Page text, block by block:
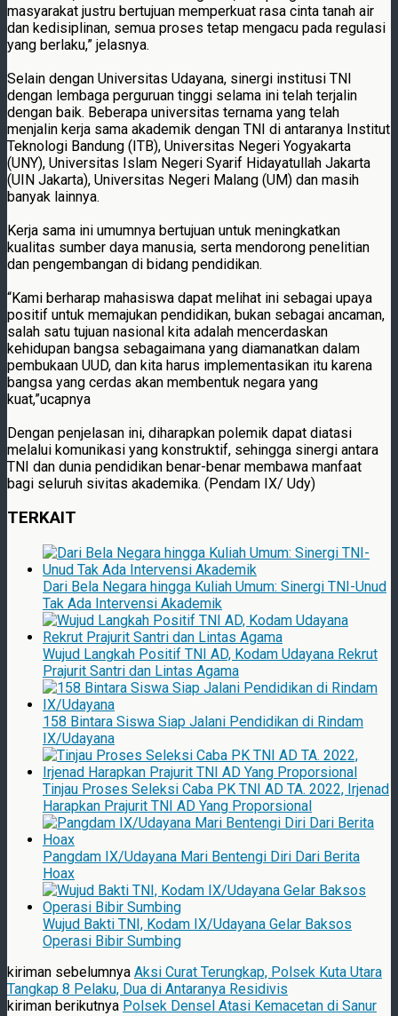
masyarakat justru bertujuan memperkuat rasa cinta tanah air
dan kedisiplinan, semua proses tetap mengacu pada regulasi
yang berlaku,” jelasnya.
Selain dengan Universitas Udayana, sinergi institusi TNI
dengan lembaga perguruan tinggi selama ini telah terjalin
dengan baik. Beberapa universitas ternama yang telah
menjalin kerja sama akademik dengan TNI di antaranya Institut
Teknologi Bandung (ITB), Universitas Negeri Yogyakarta
(UNY), Universitas Islam Negeri Syarif Hidayatullah Jakarta
(UIN Jakarta), Universitas Negeri Malang (UM) dan masih
banyak lainnya.
Kerja sama ini umumnya bertujuan untuk meningkatkan
kualitas sumber daya manusia, serta mendorong penelitian
dan pengembangan di bidang pendidikan.
“Kami berharap mahasiswa dapat melihat ini sebagai upaya
positif untuk memajukan pendidikan, bukan sebagai ancaman,
salah satu tujuan nasional kita adalah mencerdaskan
kehidupan bangsa sebagaimana yang diamanatkan dalam
pembukaan UUD, dan kita harus implementasikan itu karena
bangsa yang cerdas akan membentuk negara yang
kuat,”ucapnya
Dengan penjelasan ini, diharapkan polemik dapat diatasi
melalui komunikasi yang konstruktif, sehingga sinergi antara
TNI dan dunia pendidikan benar-benar membawa manfaat
bagi seluruh sivitas akademika. (Pendam IX/ Udy)
TERKAIT
Dari Bela Negara hingga Kuliah Umum: Sinergi TNI-Unud
Tak Ada Intervensi Akademik
Wujud Langkah Positif TNI AD, Kodam Udayana Rekrut
Prajurit Santri dan Lintas Agama
158 Bintara Siswa Siap Jalani Pendidikan di Rindam
IX/Udayana
Tinjau Proses Seleksi Caba PK TNI AD TA. 2022, Irjenad
Harapkan Prajurit TNI AD Yang Proporsional
Pangdam IX/Udayana Mari Bentengi Diri Dari Berita
Hoax
Wujud Bakti TNI, Kodam IX/Udayana Gelar Baksos
Operasi Bibir Sumbing
kiriman sebelumnya Aksi Curat Terungkap, Polsek Kuta Utara
Tangkap 8 Pelaku, Dua di Antaranya Residivis
kiriman berikutnya Polsek Densel Atasi Kemacetan di Sanur